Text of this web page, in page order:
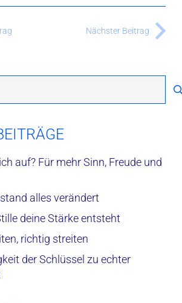
Nächster Beitrag
auf? Für mehr Sinn, Freude und
alles verändert
deine Stärke entsteht
richtig streiten
der Schlüssel zu echter